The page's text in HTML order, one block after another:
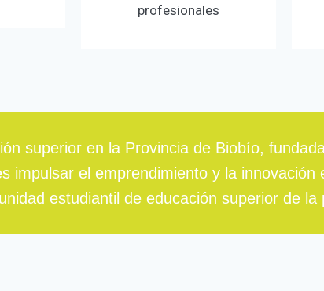
profesionales
superior en la Provincia de Biobío,
impulsar el emprendimiento y la
estudiantil de educación superior de la